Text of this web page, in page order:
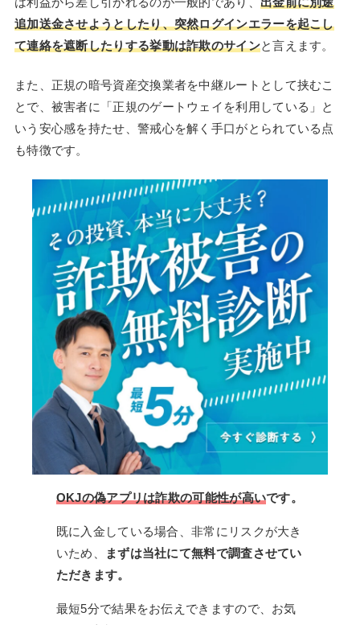
追加送金させようとしたり、突然ログインエラーを起こし
て連絡を遮断したりする挙動は詐欺のサインと言えます。
また、正規の暗号資産交換業者を中継ルートとして挟むこ
とで、被害者に「正規のゲートウェイを利用している」と
いう安心感を持たせ、警戒心を解く手口がとられている点
も特徴です。
OKJの偽アプリは詐欺の可能性が高いです。
既に入金している場合、非常にリスクが大き
いため、
まずは当社にて無料で調査させてい
ただきます。
最短5分で結果をお伝えできますので、お気